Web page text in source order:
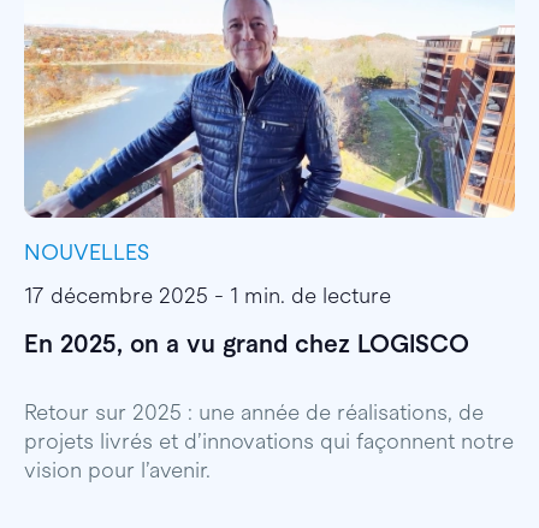
NOUVELLES
17 décembre 2025 - 1 min. de lecture
En 2025, on a vu grand chez LOGISCO
Retour sur 2025 : une année de réalisations, de
projets livrés et d’innovations qui façonnent notre
vision pour l’avenir.